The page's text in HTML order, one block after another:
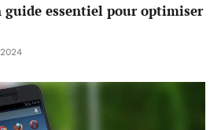
guide essentiel pour optimiser